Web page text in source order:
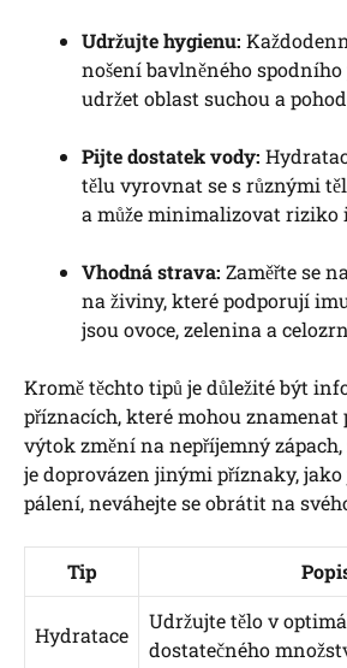
Udržujte hygienu:
nošení bavlněného spodního
udržet oblast suchou a
Pijte dostatek vody:
tělu vyrovnat se s různými
a může minimalizovat riziko
Vhodná strava: Zaměřte se
na živiny, které podporují
jsou ovoce, zelenina a
Kromě těchto tipů je důležité být
příznacích, které mohou znamenat
výtok změní na nepříjemný
je doprovázen jinými příznaky, jako
pálení, neváhejte se obrátit na
Tip
Hydratace
Udržujte tělo v
dostatečného